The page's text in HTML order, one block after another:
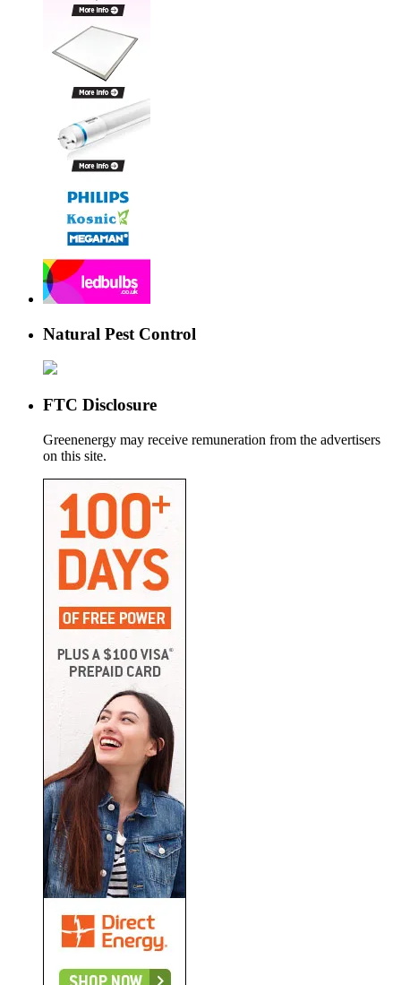
Natural Pest Control
FTC Disclosure
Greenenergy may receive remuneration from the advertisers
on this site.